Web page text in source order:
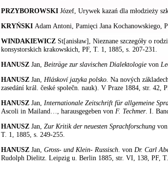
PRZYBOROWSKI Józef, Urywek kazań dla młodzieży
KRYŃSKI Adam Antoni, Pamięci Jana Kochanowskiego,
WINDAKIEWICZ St[anisław], Nieznane szczegóły o
konsystorskich krakowskich, PF, T. 1, 1885, s. 207-231.
HANUSZ Jan, Beiträge zur slavischen Dialektologie von
HANUSZ Jan, Hláskoví jazyka polsko. Na nových
zasedání král. české společn. nauk). V Praze 1884, str. 42,
HANUSZ Jan, Internationale Zeitschrift für allgemeine
Ascoli in Mailand…, harausgegeben von F. Techmer. I.
HANUSZ Jan, Zur Kritik der neuesten Sprachforschung von
T. 1, 1885, s. 249-255.
HANUSZ Jan, Gross- und Klein- Russisch. von Dr. Carl
Rudolph Dielitz. Leipzig u. Berlin 1885, str. VI, 138, PF,